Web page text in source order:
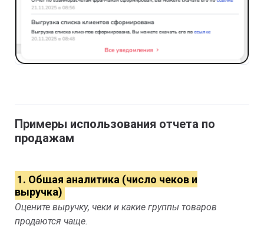
Примеры использования отчета по
продажам
1. Общая аналитика (число чеков и
выручка)
Оцените выручку, чеки и какие группы товаров
продаются чаще.